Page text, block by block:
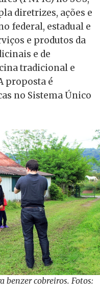
diretrizes, ações e
federal, estadual e
e produtos da
e de
tradicional e
proposta é
no Sistema Único
benzer cobreiros. Fotos: